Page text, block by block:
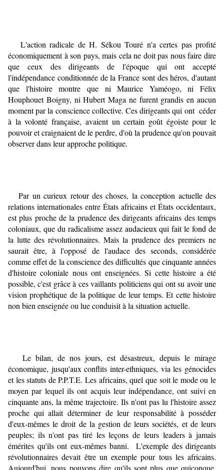
L'action radicale de H. Sékou Touré n'a certes pas profité
économiquement à son pays, mais cela ne doit pas nous faire dire
que ceux des dirigeants de l'époque qui ont accepté
l'indépendance conditionnée de la France sont des héros, d'autant
que l'histoire montre que ni Maurice Yaméogo, ni Félix
Houphouet Boigny, ni Hubert Maga ne furent grandis en aucun
moment par la conscience collective. Ces dirigeants qui ont céder
à la volonté française, avaient un certain goût égoiste pour le
pouvoir et craignaient de le perdre, d'où la prudence qu'on pouvait
observer dans leur approche politique.
Par un curieux retour des choses, la conception actuelle des
relations internationales entre États africains et États occidentaux,
est plus proche de la prudence des dirigeants africains des temps
coloniaux, que du radicalisme assez audacieux qui fait le fond de
la lutte des révolutionnaires. Mais la prudence des premiers ne
saurait être, à l'opposé de l'audace des seconds, considérée
comme effet de la conscience des difficultés que cinquante années
d'histoire coloniale nous ont enseignées. Si cette histoire a été
possible, c'est grâce à ces vaillants politiciens qui ont su avoir une
vision prophétique de la politique de leur temps. Et cette histoire
non bien enseignée ou lue conduisit à la situation actuelle.
Le bilan, de nos jours, est désastreux, depuis le mirage
économique, jusqu'aux conflits inter-ethniques, via les génocides
et les statuts de P.P.T.E. Les africains, quel que soit le mode ou le
moyen par lequel ils ont acquis leur indépendance, ont suivi en
cinquante ans, la même trajectoire. Ils n'ont pas lu l'histoire assez
proche qui allait déterminer de leur responsabilité à posséder
d'eux-mêmes le droit de la gestion de leurs sociétés, et de leurs
peuples; ils n'ont pas tiré les leçons de leurs leaders à jamais
émérites qu'ils ont eux-mêmes banni. L'exemple des dirigeants
révolutionnaires devait être un exemple pour tous les africains.
Aujourd'hui, nous pouvons dire qu'ils sont plus que quiconque,